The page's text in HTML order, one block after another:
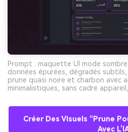
Prompt : maquette UI mode
données épurées, dégradés
prune quasi noire et charbon avec
minimalistiques, sans cadre
Créer Des Visuels “prune
Avec